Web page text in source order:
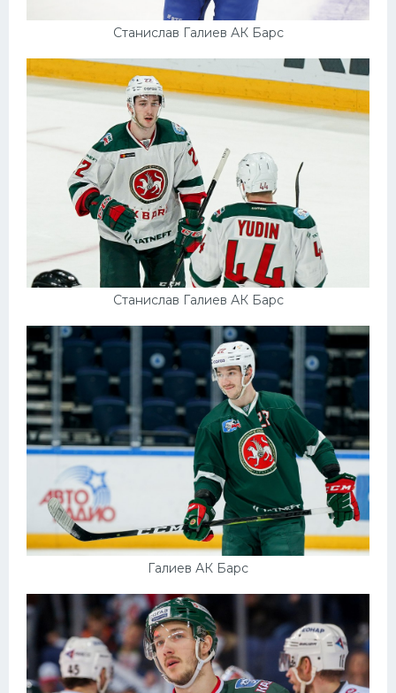
Станислав Галиев АК Барс
Станислав Галиев АК Барс
Галиев АК Барс